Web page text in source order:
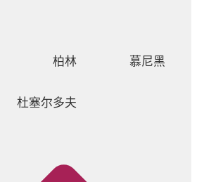
柏林 慕尼黑
杜塞尔多夫